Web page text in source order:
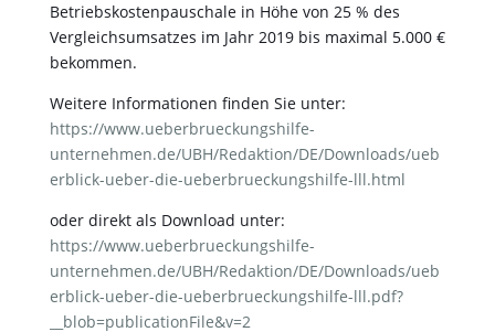
Betriebskostenpauschale in Höhe von 25 % des
Vergleichsumsatzes im Jahr 2019 bis maximal 5.000 €
bekommen.
Weitere Informationen finden Sie unter:
https://www.ueberbrueckungshilfe-
unternehmen.de/UBH/Redaktion/DE/Downloads/ueb
erblick-ueber-die-ueberbrueckungshilfe-lll.html
oder direkt als Download unter:
https://www.ueberbrueckungshilfe-
unternehmen.de/UBH/Redaktion/DE/Downloads/ueb
erblick-ueber-die-ueberbrueckungshilfe-lll.pdf?
__blob=publicationFile&v=2